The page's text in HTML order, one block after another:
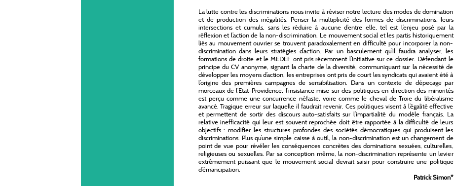
La lutte contre les discriminations nous invite à réviser notre lecture des modes de domination
et de production des inégalités. Penser la multiplicité des formes de discriminations, leurs
intersections et cumuls, sans les réduire à aucune d’entre elle, tel est l’enjeu posé par la
réflexion et l’action de la non-discrimination. Le mouvement social et les partis historiquement
liés au mouvement ouvrier se trouvent paradoxalement en difficulté pour incorporer la non-
discrimination dans leurs stratégies d’action. Par un basculement qu’il faudra analyser, les
formations de droite et le MEDEF ont pris récemment l’initiative sur ce dossier. Défendant le
principe du CV anonyme, signant la charte de la diversité, communiquant sur la nécessité de
développer les moyens d’action, les entreprises ont pris de court les syndicats qui avaient été à
l’origine des premières campagnes de sensibilisation. Dans un contexte de dépeçage par
morceaux de l’Etat-Providence, l’insistance mise sur des politiques en direction des minorités
est perçu comme une concurrence néfaste, voire comme le cheval de Troie du libéralisme
avancé. Tragique erreur sur laquelle il faudrait revenir. Ces politiques visent à l’égalité effective
et permettent de sortir des discours auto-satisfaits sur l’impartialité du modèle français. La
relative inefficacité qui leur est souvent reprochée doit être rapportée à la difficulté de leurs
objectifs : modifier les structures profondes des sociétés démocratiques qui produisent les
discriminations. Plus qu’une simple caisse à outil, la non-discrimination est un changement de
point de vue pour révéler les conséquences concrètes des dominations sexuées, culturelles,
religieuses ou sexuelles. Par sa conception même, la non-discrimination représente un levier
extrêmement puissant que le mouvement social devrait saisir pour construire une politique
d’émancipation.
Patrick Simon*